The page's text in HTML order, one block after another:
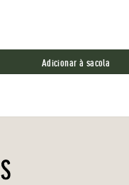
Adicionar à sacola